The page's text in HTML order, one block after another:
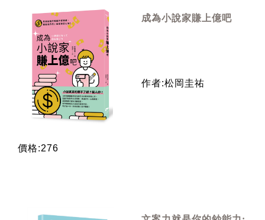
成為小說家賺上億吧
作者:松岡圭祐
價格:276